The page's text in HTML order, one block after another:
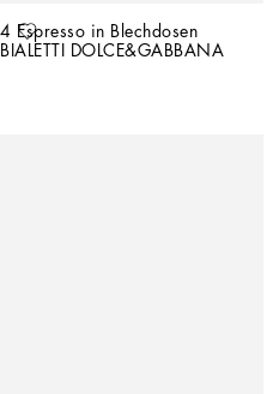
4 Espresso in Blechdosen
BIALETTI DOLCE&GABBANA